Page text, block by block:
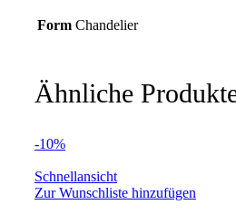
Form Chandelier
Ähnliche
-10%
Schnellansicht
Zur Wunschliste hinzufügen